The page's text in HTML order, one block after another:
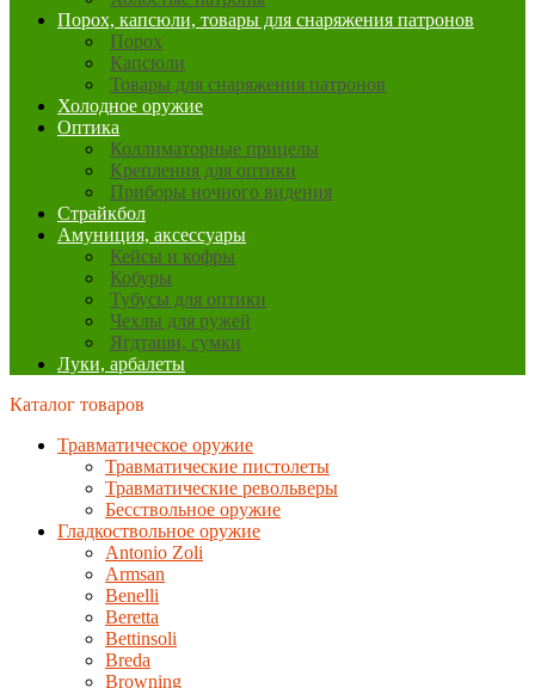
Порох, капсюли, товары для снаряжения патронов
Порох
Капсюли
Товары для снаряжения патронов
Холодное оружие
Оптика
Коллиматорные прицелы
Крепления для оптики
Приборы ночного видения
Страйкбол
Амуниция, аксессуары
Кейсы и кофры
Кобуры
Тубусы для оптики
Чехлы для ружей
Ягдташи, сумки
Луки, арбалеты
Каталог товаров
Травматическое оружие
Травматические пистолеты
Травматические револьверы
Бесствольное оружие
Гладкоствольное оружие
Antonio Zoli
Armsan
Benelli
Beretta
Bettinsoli
Breda
Browning